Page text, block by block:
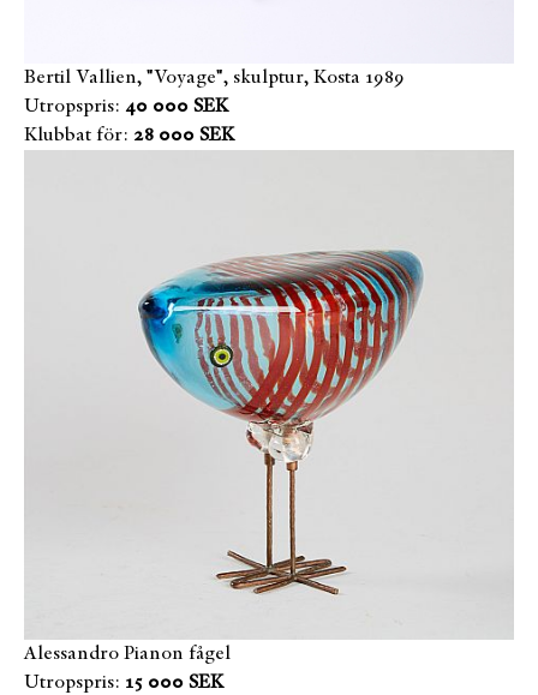
Bertil Vallien, "Voyage", skulptur, Kosta 1989
Utropspris: 40 000 SEK
Klubbat för: 28 000 SEK
Alessandro Pianon fågel
Utropspris: 15 000 SEK